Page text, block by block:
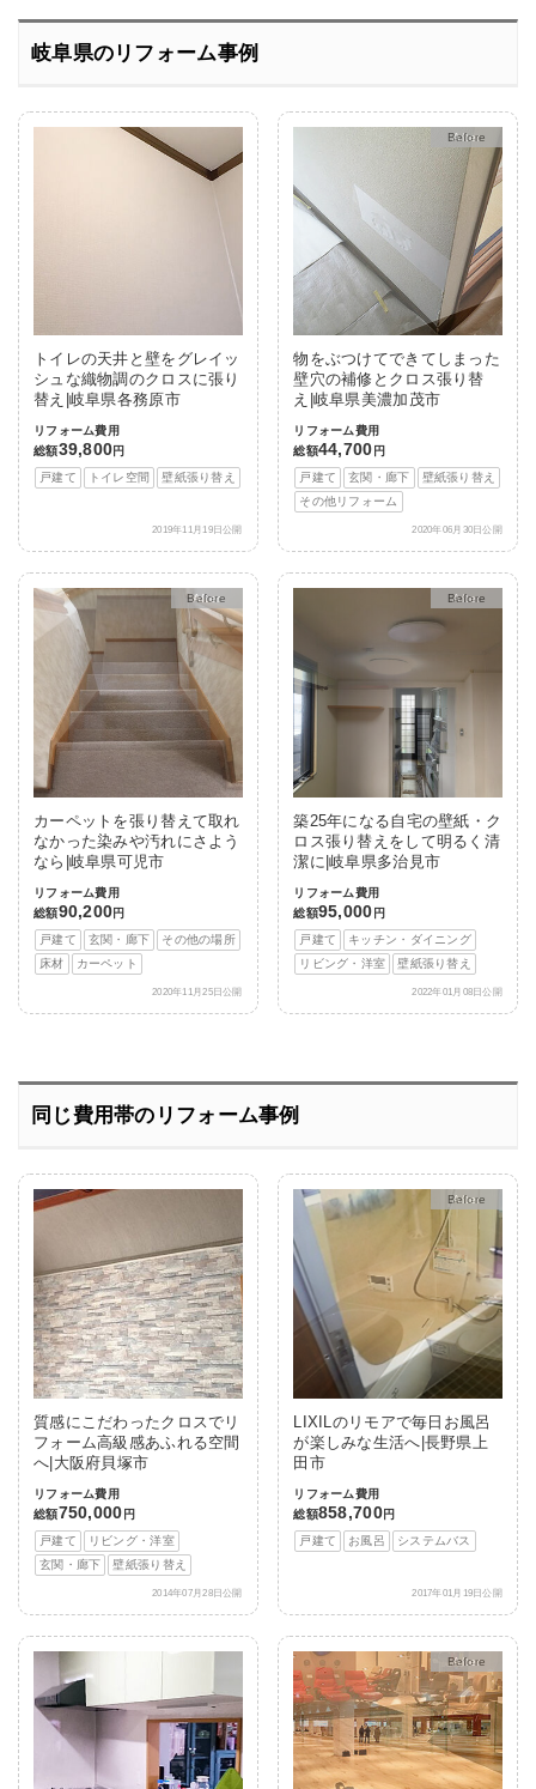
岐阜県のリフォーム事例
トイレの天井と壁をグレイッ
シュな織物調のクロスに張り
替え|岐阜県各務原市
リフォーム費用
総額39,800円
戸建て
トイレ空間 壁紙張り替え
2019年11月19日公開
After
物をぶつけてできてしまった
壁穴の補修とクロス張り替
え|岐阜県美濃加茂市
リフォーム費用
総額44,700 円
戸建て
玄関・廊下
壁紙張り替え
その他リフォーム
2020年06月30日公開
After
カーペットを張り替えて取れ
なかった染みや汚れにさよう
なら|岐阜県可児市
リフォーム費用
総額90,200円
戸建て
玄関・廊下
その他の場所
床材
カーペット
2020年11月25日公開
After
築25年になる自宅の壁紙・ク
ロス張り替えをして明るく清
潔に|岐阜県多治見市
リフォーム費用
総額95,000 円
戸建て
キッチン・ダイニング
リビング・洋室
壁紙張り替え
2022年01月08日公開
同じ費用帯のリフォーム事例
質感にこだわったクロスでリ
フォーム高級感あふれる空間
へ|大阪府貝塚市
リフォーム費用
総額750,000 円
戸建て
リビング・洋室
玄関・廊下
壁紙張り替え
2014年07月28日公開
After
LIXILのリモアで毎日お風呂
が楽しみな生活へ|長野県上
田市
リフォーム費用
総額858,700円
戸建て
お風呂 システムバス
2017年01月19日公開
After